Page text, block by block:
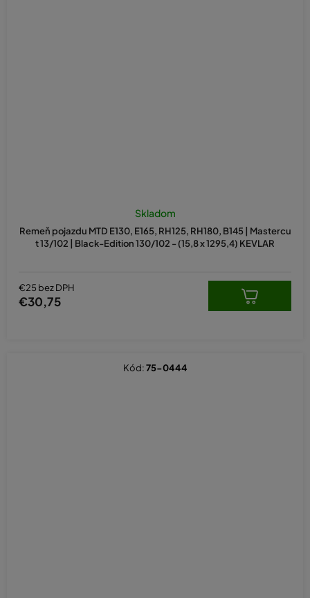
Remeň pojazdu MTD E130, E165, RH125, RH180, B145 | Mastercu
t 13/102 | Black-Edition 130/102 - (15,8 x 1295,4) KEVLAR
Skladom
€25 bez DPH
€30,75
Kód:75-0444